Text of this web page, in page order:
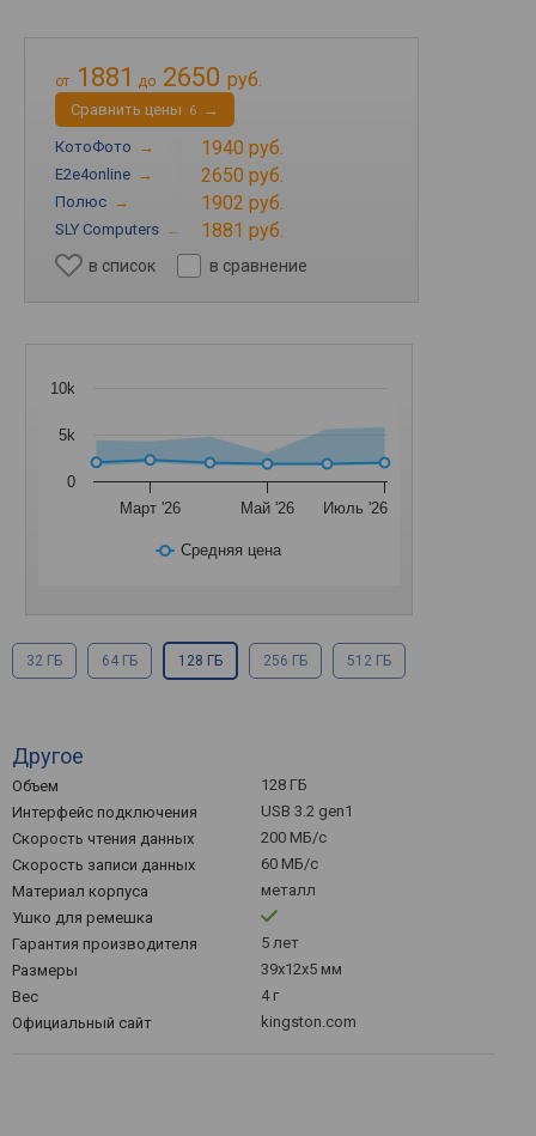
от 1881 до 2650 руб.
Cравнить цены 6 →
КотоФото → 1940 руб.
E2e4online → 2650 руб.
Полюс → 1902 руб.
SLY Computers → 1881 руб.
в список в сравнение
Средняя цена
Март '26 Май '26 Июль '26
0
5k
10k
32 ГБ 64 ГБ 128 ГБ 256 ГБ 512 ГБ
Другое
Объем
128 ГБ
Интерфейс подключения
USB 3.2 gen1
Скорость чтения данных
200 МБ/с
Скорость записи данных
60 МБ/с
Материал корпуса
металл
Ушко для ремешка
Гарантия производителя
5 лет
Размеры
39x12x5 мм
Вес
4 г
Официальный сайт
kingston.com